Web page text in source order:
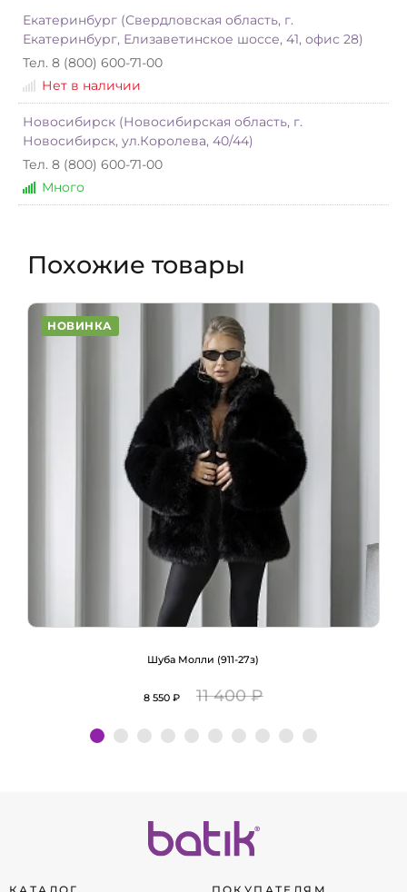
Екатеринбург (Свердловская область, г.
Екатеринбург, Елизаветинское шоссе, 41, офис 28)
Тел. 8 (800) 600-71-00
Нет в наличии
Новосибирск (Новосибирская область, г.
Новосибирск, ул.Королева, 40/44)
Тел. 8 (800) 600-71-00
Много
Похожие товары
НОВИНКА
Шуба Молли (911-27з)
8 550 ₽ 11 400 ₽
Подробнее